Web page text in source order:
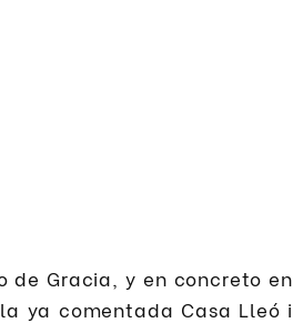
de Gracia, y en concreto en
ya comentada Casa Lleó i